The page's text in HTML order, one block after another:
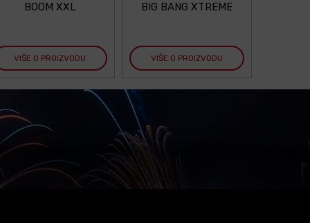
BOOM XXL
VIŠE O PROIZVODU
BIG BANG XTREME
VIŠE O PROIZVODU